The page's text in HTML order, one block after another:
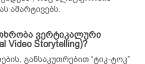
ამარტივებს.
ვერტიკალური
Video Storytelling)?
განსაკუთრებით “ტიკ-ტოკ”